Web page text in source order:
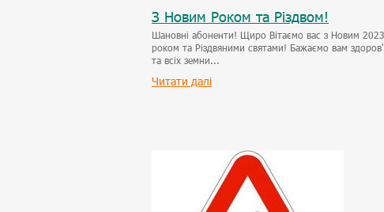
З Новим Роком та Різдвом!
Шановні абоненти! Щиро Вітаємо вас з Новим 2023
роком та Різдвяними святами! Бажаємо вам
та всіх земни...
Читати далі